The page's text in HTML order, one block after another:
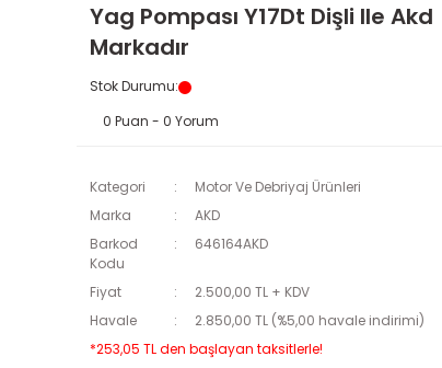
Yag Pompası Y17Dt Dişli Ile Akd
Markadır
Stok Durumu:
0 Puan - 0 Yorum
Kategori
Motor Ve Debriyaj Ürünleri
Marka
AKD
Barkod
Kodu
646164AKD
Fiyat
2.500,00 TL + KDV
Havale
2.850,00 TL (%5,00 havale indirimi)
*253,05 TL den başlayan taksitlerle!